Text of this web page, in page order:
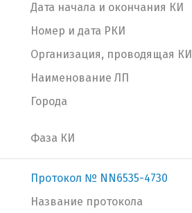
Дата начала и окончания КИ
Номер и дата РКИ
Организация, проводящая КИ
Наименование ЛП
Города
Фаза КИ
Протокол № NN6535-4730
Название протокола